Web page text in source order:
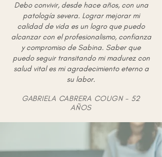
Debo convivir, desde hace años, con una
patología severa. Lograr mejorar mi
calidad de vida es un logro que puedo
alcanzar con el profesionalismo, confianza
y compromiso de Sabina. Saber que
puedo seguir transitando mi madurez con
salud vital es mi agradecimiento eterno a
su labor.
GABRIELA CABRERA COUGN - 52
AÑOS